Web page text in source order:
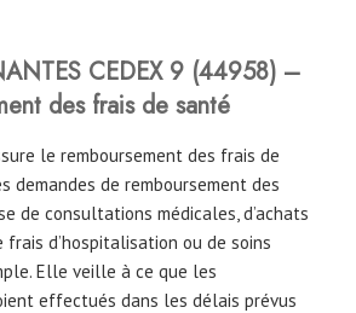
CEDEX 9 (44958) –
des frais de santé
le remboursement des frais de
demandes de remboursement des
de consultations médicales, d’achats
frais d’hospitalisation ou de soins
Elle veille à ce que les
effectués dans les délais prévus